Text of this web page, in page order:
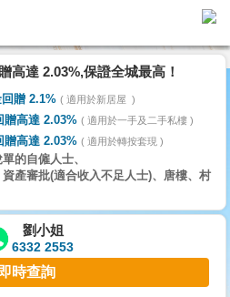
高達 2.03%,保證全城最高！
贈 2.1% 適用於新居屋
贈高達 2.03% 適用於一手及二手私樓
贈高達 2.03% 適用於轉按套現
的自僱人士、
產審批(適合收入不足人士)、唐樓、村
劉小姐
6332 2553
時查詢